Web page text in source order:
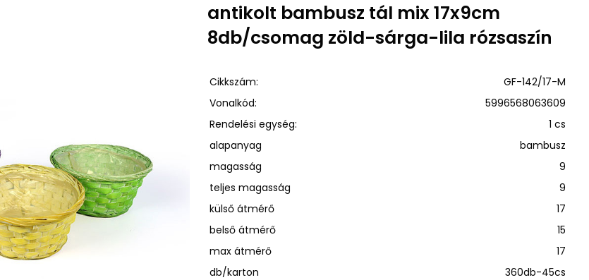
antikolt bambusz tál mix 17x9cm
8db/csomag zöld-sárga-lila rózsaszín
Cikkszám:
GF-142/17-M
Vonalkód:
5996568063609
Rendelési egység:
1 cs
alapanyag
bambusz
magasság
9
teljes magasság
9
külső átmérő
17
belső átmérő
15
max átmérő
17
db/karton
360db-45cs